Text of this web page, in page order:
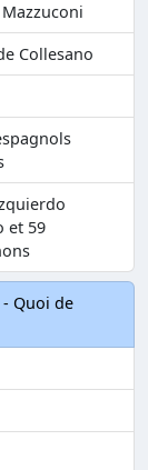
Collesano
et 59
Quoi de